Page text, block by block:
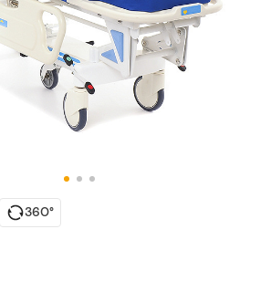
360°